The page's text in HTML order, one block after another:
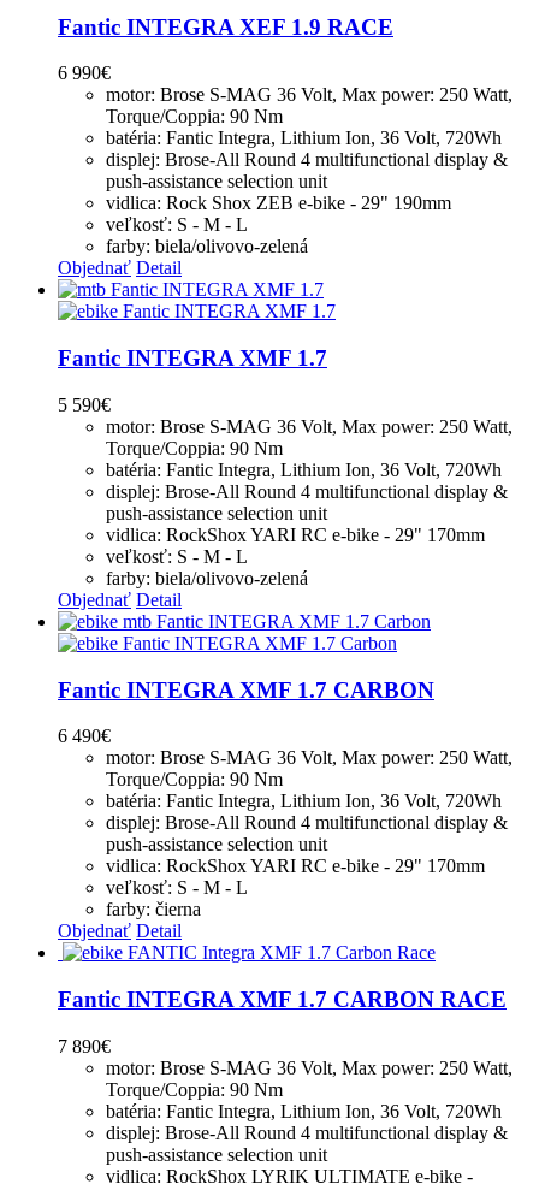
Fantic INTEGRA XEF 1.9 RACE
6 990€
motor: Brose S-MAG 36 Volt, Max power: 250 Watt,
Torque/Coppia: 90 Nm
batéria: Fantic Integra, Lithium Ion, 36 Volt, 720Wh
displej: Brose-All Round 4 multifunctional display &
push-assistance selection unit
vidlica: Rock Shox ZEB e-bike - 29" 190mm
veľkosť: S - M - L
farby: biela/olivovo-zelená
Objednať Detail
Fantic INTEGRA XMF 1.7
5 590€
motor: Brose S-MAG 36 Volt, Max power: 250 Watt,
Torque/Coppia: 90 Nm
batéria: Fantic Integra, Lithium Ion, 36 Volt, 720Wh
displej: Brose-All Round 4 multifunctional display &
push-assistance selection unit
vidlica: RockShox YARI RC e-bike - 29" 170mm
veľkosť: S - M - L
farby: biela/olivovo-zelená
Objednať Detail
Fantic INTEGRA XMF 1.7 CARBON
6 490€
motor: Brose S-MAG 36 Volt, Max power: 250 Watt,
Torque/Coppia: 90 Nm
batéria: Fantic Integra, Lithium Ion, 36 Volt, 720Wh
displej: Brose-All Round 4 multifunctional display &
push-assistance selection unit
vidlica: RockShox YARI RC e-bike - 29" 170mm
veľkosť: S - M - L
farby: čierna
Objednať Detail
Fantic INTEGRA XMF 1.7 CARBON RACE
7 890€
motor: Brose S-MAG 36 Volt, Max power: 250 Watt,
Torque/Coppia: 90 Nm
batéria: Fantic Integra, Lithium Ion, 36 Volt, 720Wh
displej: Brose-All Round 4 multifunctional display &
push-assistance selection unit
vidlica: RockShox LYRIK ULTIMATE e-bike -